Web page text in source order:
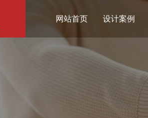
网站首页 设计案例